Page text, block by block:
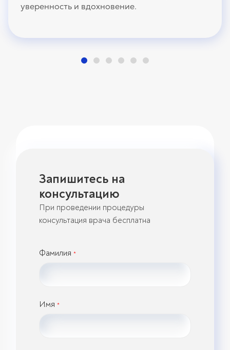
уверенность и вдохновение.
Запишитесь на
консультацию
При проведении процедуры
консультация врача бесплатна
Фамилия *
Имя *